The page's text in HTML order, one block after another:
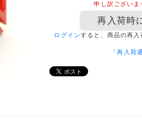
申し訳ござい
再入荷時
ログインすると、商品の再
「再入荷